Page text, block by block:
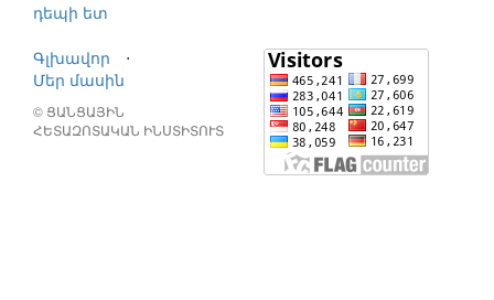
դեպի ետ
Գլխավոր
⋅
Մեր մասին
© ՑԱՆՑԱՅԻՆ
ՀԵՏԱԶՈՏԱԿԱՆ ԻՆՍՏԻՏՈՒՏ